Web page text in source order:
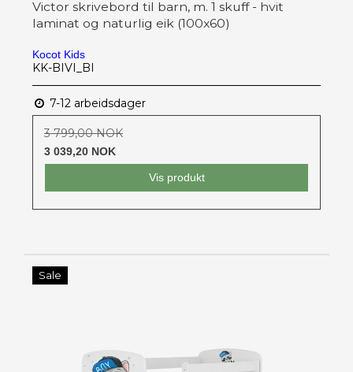
Victor skrivebord til barn, m. 1 skuff - hvit
laminat og naturlig eik (100x60)
Kocot Kids
KK-BIVI_BI
7-12 arbeidsdager
3 799,00 NOK
3 039,20 NOK
Vis produkt
Sale